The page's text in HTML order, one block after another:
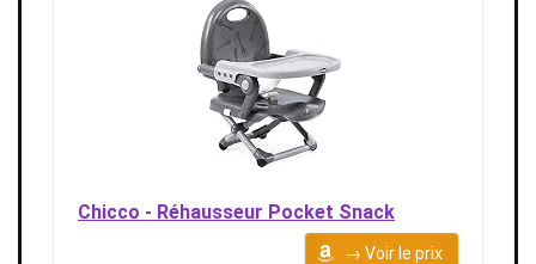
Chicco - Réhausseur Pocket Snack
→ Voir le prix